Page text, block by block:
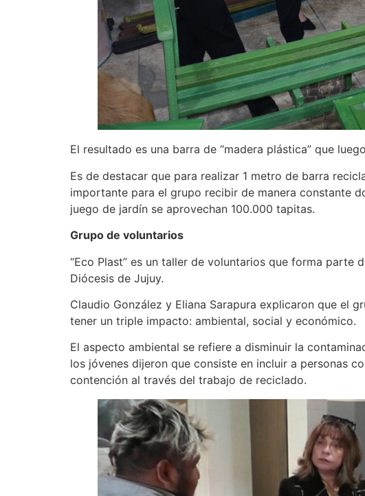
El resultado es una barra de “madera plástica” que
Es de destacar que para realizar 1 metro de barra
importante para el grupo recibir de manera constante
juego de jardín se aprovechan 100.000 tapitas.
Grupo de voluntarios
“Eco Plast” es un taller de voluntarios que forma parte
Diócesis de Jujuy.
Claudio González y Eliana Sarapura explicaron que el
tener un triple impacto: ambiental, social y económico.
El aspecto ambiental se refiere a disminuir la
los jóvenes dijeron que consiste en incluir a personas
contención al través del trabajo de reciclado.